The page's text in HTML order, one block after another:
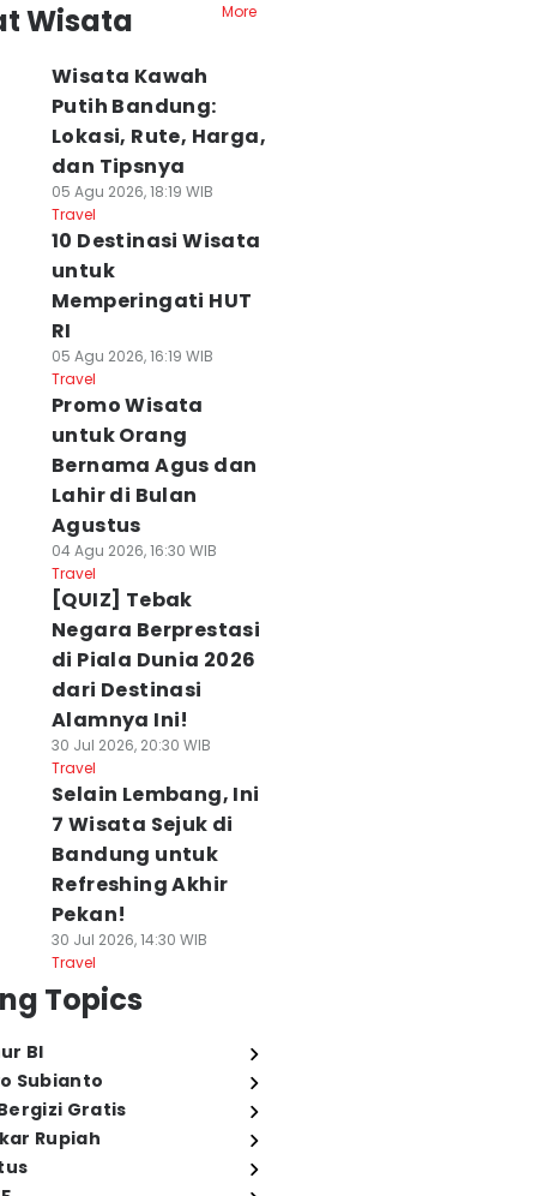
Wisata
More
Wisata Kawah
Putih Bandung:
Lokasi, Rute, Harga,
dan Tipsnya
05 Agu 2026, 18:19 WIB
Travel
10 Destinasi Wisata
untuk
Memperingati HUT
RI
05 Agu 2026, 16:19 WIB
Travel
Promo Wisata
untuk Orang
Bernama Agus dan
Lahir di Bulan
Agustus
04 Agu 2026, 16:30 WIB
Travel
[QUIZ] Tebak
Negara Berprestasi
di Piala Dunia 2026
dari Destinasi
Alamnya Ini!
30 Jul 2026, 20:30 WIB
Travel
Selain Lembang, Ini
7 Wisata Sejuk di
Bandung untuk
Refreshing Akhir
Pekan!
30 Jul 2026, 14:30 WIB
Travel
Topics
BI
Subianto
Gratis
Rupiah